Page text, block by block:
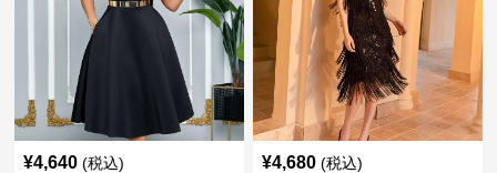
¥4,640 (税込) ¥4,680 (税込)